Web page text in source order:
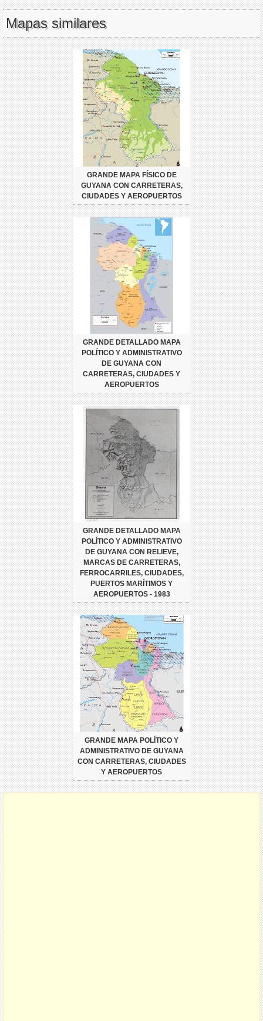
Mapas similares
GRANDE MAPA FÍSICO DE
GUYANA CON CARRETERAS,
CIUDADES Y AEROPUERTOS
GRANDE DETALLADO MAPA
POLÍTICO Y ADMINISTRATIVO
DE GUYANA CON
CARRETERAS, CIUDADES Y
AEROPUERTOS
GRANDE DETALLADO MAPA
POLÍTICO Y ADMINISTRATIVO
DE GUYANA CON RELIEVE,
MARCAS DE CARRETERAS,
FERROCARRILES, CIUDADES,
PUERTOS MARÍTIMOS Y
AEROPUERTOS - 1983
GRANDE MAPA POLÍTICO Y
ADMINISTRATIVO DE GUYANA
CON CARRETERAS, CIUDADES
Y AEROPUERTOS